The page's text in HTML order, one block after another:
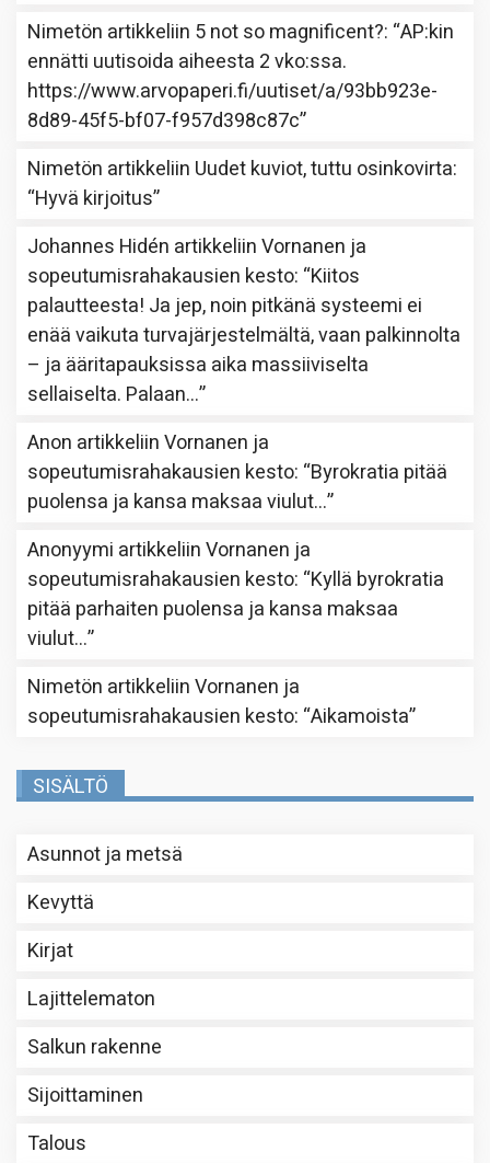
Nimetön artikkeliin 5 not so magnificent?: “AP:kin
ennätti uutisoida aiheesta 2 vko:ssa.
https://www.arvopaperi.fi/uutiset/a/93bb923e-
8d89-45f5-bf07-f957d398c87c”
Nimetön artikkeliin Uudet kuviot, tuttu osinkovirta:
“Hyvä kirjoitus”
Johannes Hidén artikkeliinVornanen ja
sopeutumisrahakausien kesto: “Kiitos
palautteesta! Ja jep, noin pitkänä systeemi ei
enää vaikuta turvajärjestelmältä, vaan palkinnolta
– ja ääritapauksissa aika massiiviselta
sellaiselta. Palaan…”
Anon artikkeliinVornanen ja
sopeutumisrahakausien kesto: “Byrokratia pitää
puolensa ja kansa maksaa viulut…”
Anonyymi artikkeliinVornanen ja
sopeutumisrahakausien kesto: “Kyllä byrokratia
pitää parhaiten puolensa ja kansa maksaa
viulut…”
Nimetön artikkeliinVornanen ja
sopeutumisrahakausien kesto: “Aikamoista”
SISÄLTÖ
Asunnot ja metsä
Kevyttä
Kirjat
Lajittelematon
Salkun rakenne
Sijoittaminen
Talous